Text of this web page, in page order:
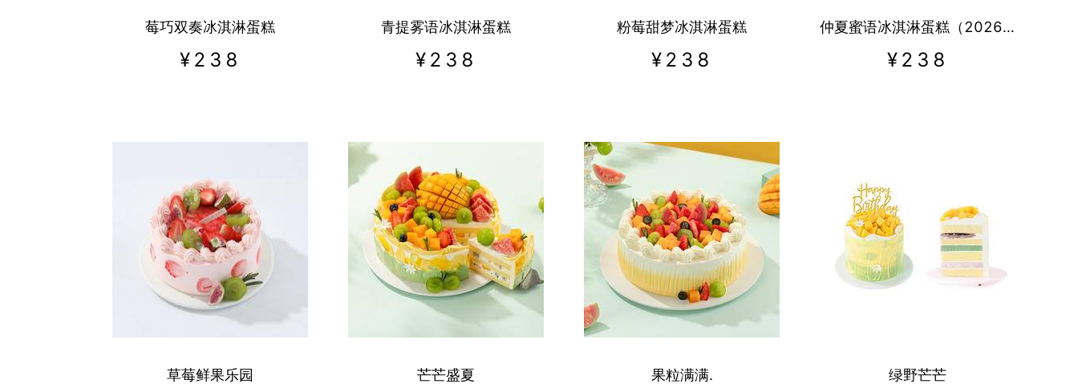
莓巧双奏冰淇淋蛋糕
¥ 238
青提雾语冰淇淋蛋糕
¥ 238
粉莓甜梦冰淇淋蛋糕
¥ 238
仲夏蜜语冰淇淋蛋糕（2026）
¥ 238
草莓鲜果乐园 芒芒盛夏 果粒满满. 绿野芒芒